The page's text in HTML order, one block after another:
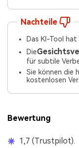
Nachteile
Das KI-Tool
Die
für subtile
Sie können die
kostenlosen
Bewertung
1,7 (Trustpilot).